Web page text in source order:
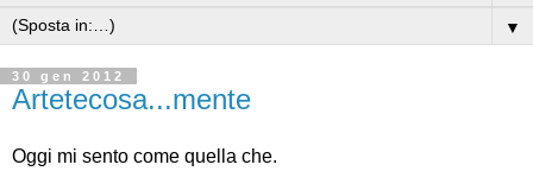
▼
30 gen 2012
Artetecosa...mente
Oggi mi sento come quella che.